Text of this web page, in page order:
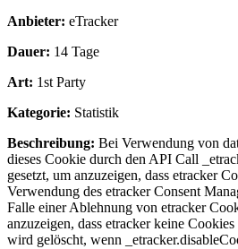
Anbieter: eTracker
Dauer: 14 Tage
Art: 1st Party
Kategorie: Statistik
Beschreibung: Bei Verwendung von
dieses Cookie durch den API Call
gesetzt, um anzuzeigen, dass etracker
Verwendung des etracker Consent
Falle einer Ablehnung von etracker
anzuzeigen, dass etracker keine
wird gelöscht, wenn